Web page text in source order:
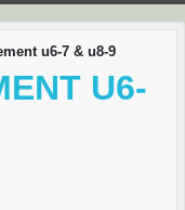
u6-7 & u8-9
U6-